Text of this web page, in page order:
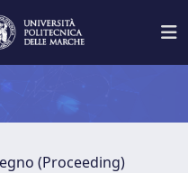
(Proceeding)